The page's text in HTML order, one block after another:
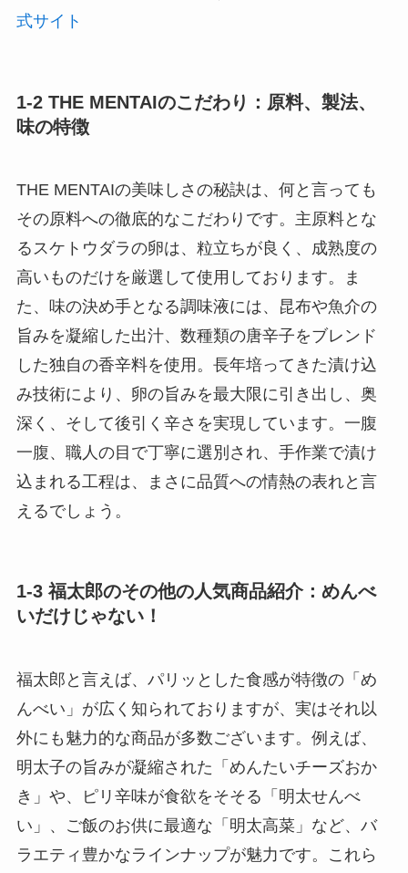
式サイト
1-2 THE MENTAIのこだわり：原料、製法、
味の特徴
THE MENTAIの美味しさの秘訣は、何と言っても
その原料への徹底的なこだわりです。主原料とな
るスケトウダラの卵は、粒立ちが良く、成熟度の
高いものだけを厳選して使用しております。ま
た、味の決め手となる調味液には、昆布や魚介の
旨みを凝縮した出汁、数種類の唐辛子をブレンド
した独自の香辛料を使用。長年培ってきた漬け込
み技術により、卵の旨みを最大限に引き出し、奥
深く、そして後引く辛さを実現しています。一腹
一腹、職人の目で丁寧に選別され、手作業で漬け
込まれる工程は、まさに品質への情熱の表れと言
えるでしょう。
1-3 福太郎のその他の人気商品紹介：めんべ
いだけじゃない！
福太郎と言えば、パリッとした食感が特徴の「め
んべい」が広く知られておりますが、実はそれ以
外にも魅力的な商品が多数ございます。例えば、
明太子の旨みが凝縮された「めんたいチーズおか
き」や、ピリ辛味が食欲をそそる「明太せんべ
い」、ご飯のお供に最適な「明太高菜」など、バ
ラエティ豊かなラインナップが魅力です。これら